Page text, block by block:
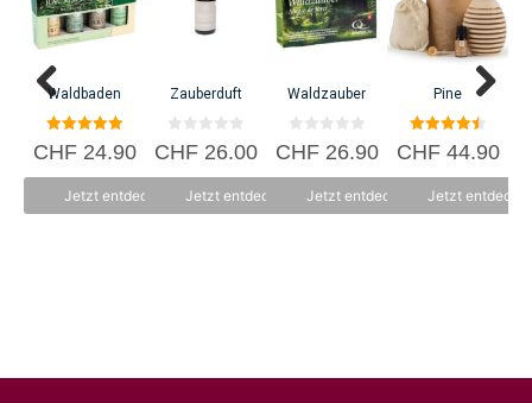
Waldbaden
5.00
von 5
CHF24.90
Jetzt entdecken
Zauberduft
0
v
CHF26.00
Jetzt entdecken
Waldzauber
0
v
CHF26.90
Jetzt entdecken
Pine
4.50
von 5
CHF44.90
Jetzt